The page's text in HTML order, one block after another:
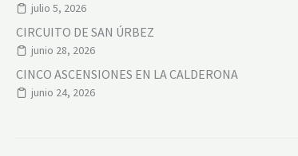
julio 5, 2026
CIRCUITO DE SAN ÚRBEZ
junio 28, 2026
CINCO ASCENSIONES EN LA CALDERONA
junio 24, 2026